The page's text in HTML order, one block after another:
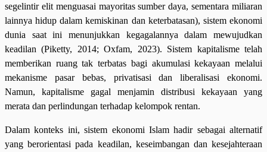
segelintir elit menguasai mayoritas sumber daya, sementara miliaran
lainnya hidup dalam kemiskinan dan keterbatasan), sistem ekonomi
dunia saat ini menunjukkan kegagalannya dalam mewujudkan
keadilan (Piketty, 2014; Oxfam, 2023). Sistem kapitalisme telah
memberikan ruang tak terbatas bagi akumulasi kekayaan melalui
mekanisme pasar bebas, privatisasi dan liberalisasi ekonomi.
Namun, kapitalisme gagal menjamin distribusi kekayaan yang
merata dan perlindungan terhadap kelompok rentan.
Dalam konteks ini, sistem ekonomi Islam hadir sebagai alternatif
yang berorientasi pada keadilan, keseimbangan dan kesejahteraan